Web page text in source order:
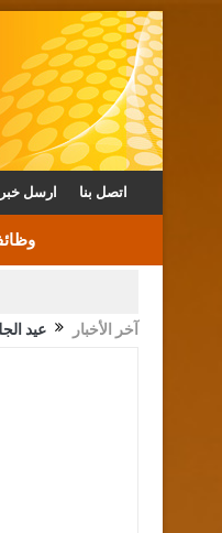
ارسل خبرا اتصل بنا
آخر الأخبار عيد الجلوس